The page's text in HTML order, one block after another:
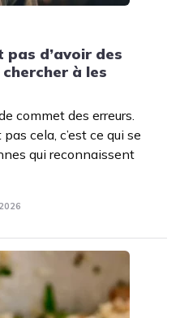
pas d’avoir des
à les
commet des erreurs.
cela, c’est ce qui se
qui reconnaissent